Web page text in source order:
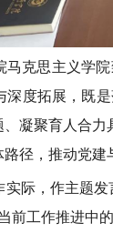
克思主义学
度拓展，既
凝聚育人合
径，推动党建
际，作主题
前工作推进中